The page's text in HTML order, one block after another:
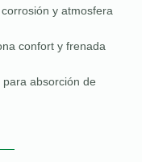
y atmosfera
confort y frenada
absorción de